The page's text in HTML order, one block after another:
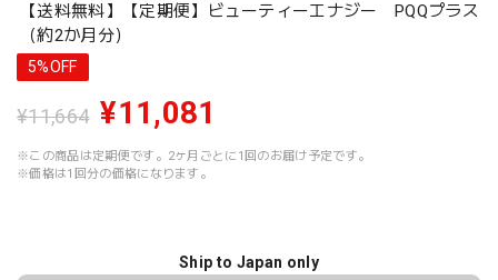
【送料無料】【定期便】ビューティーエナジー PQQプラス
（約2か月分）
5%OFF
¥11,664 ¥11,081
※この商品は定期便です。2ヶ月ごとに1回のお届け予定です。
※価格は1回分の価格になります。
Ship to Japan only